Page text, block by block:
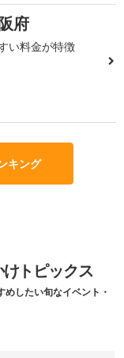
府
い料金が特徴
キング
トピックス
したい旬なイベント・